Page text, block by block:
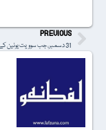
PREVIOUS
31 دسمبر، جب سوویت یونین کے آفیشل کام روک دیے گئے